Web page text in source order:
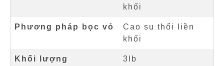
khối
Phương pháp bọc vỏ
Cao su thổi liền
khối
Khối lượng 3lb